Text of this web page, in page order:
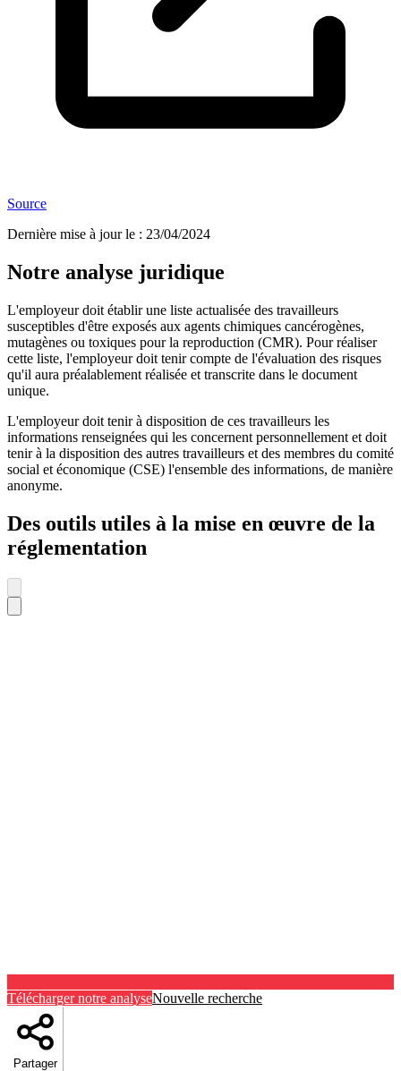
Source
Dernière mise à jour le : 23/04/2024
Notre analyse juridique
L'employeur doit établir une liste actualisée des travailleurs
susceptibles d'être exposés aux agents chimiques cancérogènes,
mutagènes ou toxiques pour la reproduction (CMR). Pour réaliser
cette liste, l'employeur doit tenir compte de l'évaluation des risques
qu'il aura préalablement réalisée et transcrite dans le document
unique.
L'employeur doit tenir à disposition de ces travailleurs les
informations renseignées qui les concernent personnellement et doit
tenir à la disposition des autres travailleurs et des membres du comité
social et économique (CSE) l'ensemble des informations, de manière
anonyme.
Des outils utiles à la mise en œuvre de la
réglementation
Télécharger notre analyseNouvelle recherche
Partager